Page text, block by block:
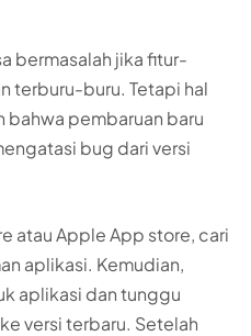
bermasalah jika fitur-
terburu-buru. Tetapi hal
pembaruan baru
bug dari versi
atau Apple App store, cari
aplikasi. Kemudian,
aplikasi dan tunggu
versi terbaru. Setelah